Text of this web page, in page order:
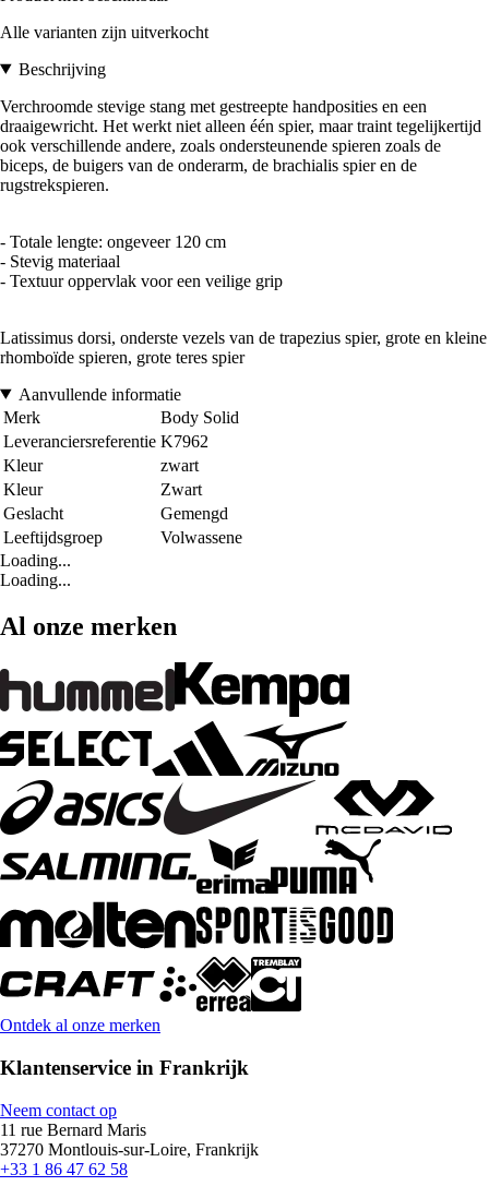
Alle varianten zijn uitverkocht
Beschrijving
Verchroomde stevige stang met gestreepte handposities en een
draaigewricht. Het werkt niet alleen één spier, maar traint tegelijkertijd
ook verschillende andere, zoals ondersteunende spieren zoals de
biceps, de buigers van de onderarm, de brachialis spier en de
rugstrekspieren.
- Totale lengte: ongeveer 120 cm
- Stevig materiaal
- Textuur oppervlak voor een veilige grip
Latissimus dorsi, onderste vezels van de trapezius spier, grote en kleine
rhomboïde spieren, grote teres spier
Aanvullende informatie
Merk
Body Solid
Leveranciersreferentie K7962
Kleur
zwart
Kleur
Zwart
Geslacht
Gemengd
Leeftijdsgroep
Volwassene
Loading...
Loading...
Al onze merken
Ontdek al onze merken
Klantenservice in Frankrijk
Neem contact op
11 rue Bernard Maris
37270 Montlouis-sur-Loire, Frankrijk
+33 1 86 47 62 58